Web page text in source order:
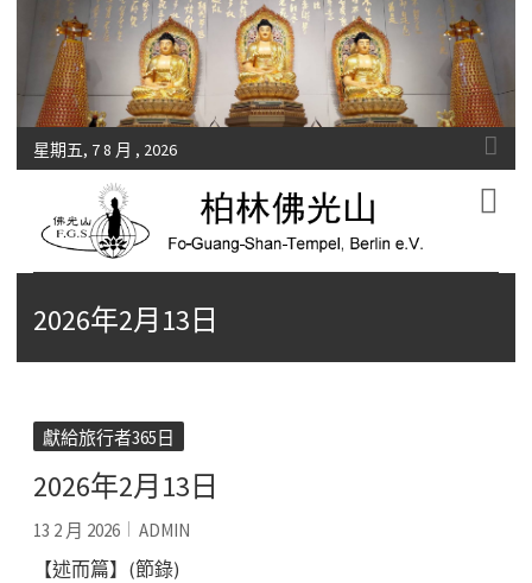
星期五, 7 8 月 , 2026
Fo-Guang-Shan-Tempel, Berlin e.V.
2026年2月13日
獻給旅行者365日
2026年2月13日
13 2 月 2026 ADMIN
【述而篇】(節錄)